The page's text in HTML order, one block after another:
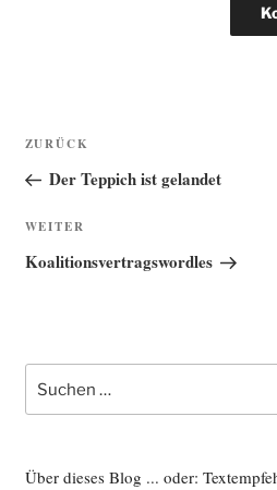
Beitragsnavigation
Vorheriger
Beitrag
ZURÜCK
Der Teppich ist gelandet
Nächster
Beitrag
WEITER
Koalitionsvertragswordles
nach:
Über dieses Blog ... oder: